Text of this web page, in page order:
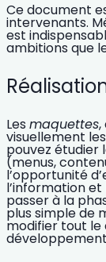
Ce document
intervenants.
est
ambitions que
Les maquettes,
visuellement
pouvez étudier
(menus,
l’opportunité
l’information
passer à la
plus simple de
modifier tout le